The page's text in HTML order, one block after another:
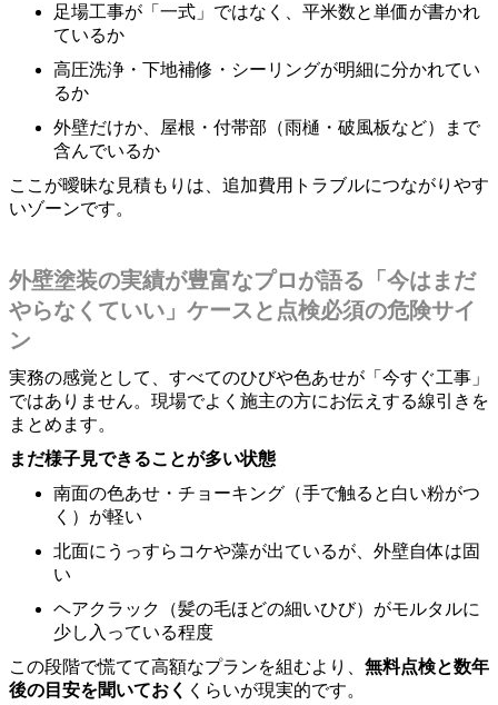
足場工事が「一式」ではなく、平米数と単価が書かれ
ているか
高圧洗浄・下地補修・シーリングが明細に分かれてい
るか
外壁だけか、屋根・付帯部（雨樋・破風板など）まで
含んでいるか
ここが曖昧な見積もりは、追加費用トラブルにつながりやす
いゾーンです。
外壁塗装の実績が豊富なプロが語る「今はまだ
やらなくていい」ケースと点検必須の危険サイ
ン
実務の感覚として、すべてのひびや色あせが「今すぐ工事」
ではありません。現場でよく施主の方にお伝えする線引きを
まとめます。
まだ様子見できることが多い状態
南面の色あせ・チョーキング（手で触ると白い粉がつ
く）が軽い
北面にうっすらコケや藻が出ているが、外壁自体は固
い
ヘアクラック（髪の毛ほどの細いひび）がモルタルに
少し入っている程度
この段階で慌てて高額なプランを組むより、 無料点検と数年
後の目安を聞いておく くらいが現実的です。